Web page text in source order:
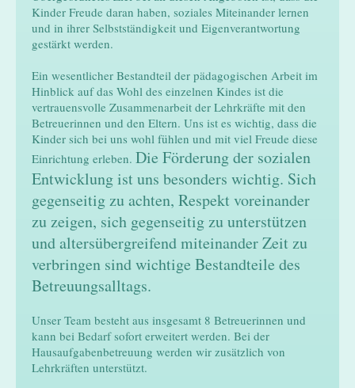
Kinder Freude daran haben, soziales Miteinander lernen
und in ihrer Selbstständigkeit und Eigenverantwortung
gestärkt werden.
Ein wesentlicher Bestandteil der pädagogischen Arbeit im
Hinblick auf das Wohl des einzelnen Kindes ist die
vertrauensvolle Zusammenarbeit der Lehrkräfte mit den
Betreuerinnen und den Eltern. Uns ist es wichtig, dass die
Kinder sich bei uns wohl fühlen und mit viel Freude diese
Einrichtung erleben. Die Förderung der sozialen
Entwicklung ist uns besonders wichtig. Sich
gegenseitig zu achten, Respekt voreinander
zu zeigen, sich gegenseitig zu unterstützen
und altersübergreifend miteinander Zeit zu
verbringen sind wichtige Bestandteile des
Betreuungsalltags.
Unser Team besteht aus insgesamt 8 Betreuerinnen und
kann bei Bedarf sofort erweitert werden. Bei der
Hausaufgabenbetreuung werden wir zusätzlich von
Lehrkräften unterstützt.